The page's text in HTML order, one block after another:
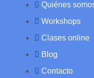
Quiénes
Workshops
Clases online
Blog
Contacto